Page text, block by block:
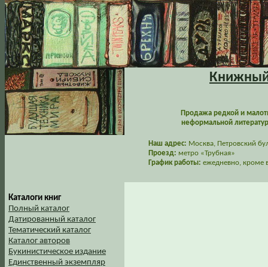
Книжный
Продажа редкой и
неформальной
Наш адрес: Москва, Петровский
Проезд: метро «Трубная»
График работы: ежедневно, кроме
Каталоги книг
Полный каталог
Датированный каталог
Тематический каталог
Каталог авторов
Букинистическое издание
Единственный экземпляр